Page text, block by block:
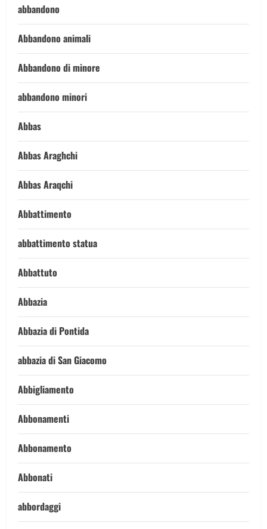
abbandono
Abbandono animali
Abbandono di minore
abbandono minori
Abbas
Abbas Araghchi
Abbas Araqchi
Abbattimento
abbattimento statua
Abbattuto
Abbazia
Abbazia di Pontida
abbazia di San Giacomo
Abbigliamento
Abbonamenti
Abbonamento
Abbonati
abbordaggi